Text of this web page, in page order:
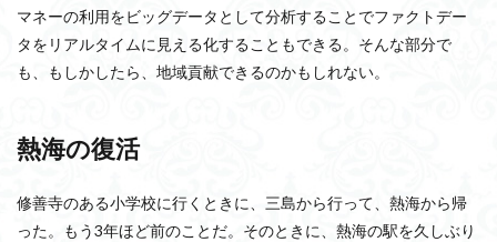
マネーの利用をビッグデータとして分析することでファクトデー
タをリアルタイムに見える化することもできる。そんな部分で
も、もしかしたら、地域貢献できるのかもしれない。
熱海の復活
修善寺のある小学校に行くときに、三島から行って、熱海から帰
った。もう3年ほど前のことだ。そのときに、熱海の駅を久しぶり